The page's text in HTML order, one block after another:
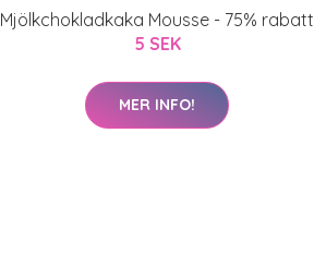
Mjölkchokladkaka Mousse - 75% rabatt
5 SEK
MER INFO!